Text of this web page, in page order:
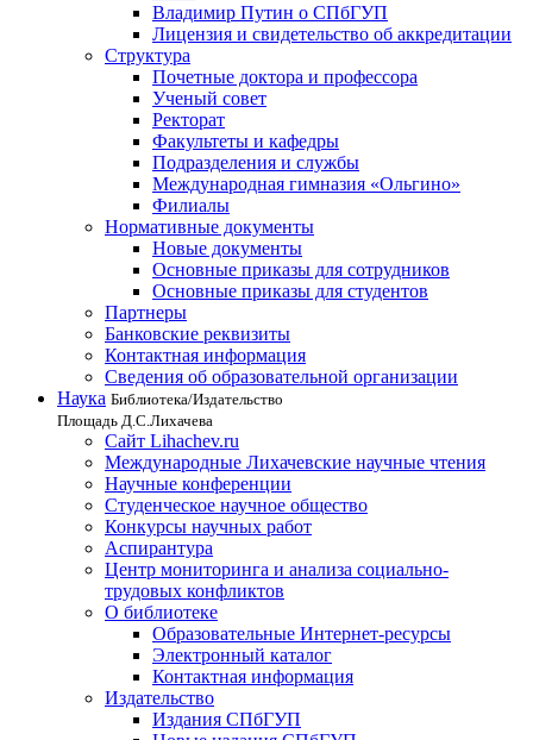
Владимир Путин о СПбГУП
Лицензия и свидетельство об аккредитации
Структура
Почетные доктора и профессора
Ученый совет
Ректорат
Факультеты и кафедры
Подразделения и службы
Международная гимназия «Ольгино»
Филиалы
Нормативные документы
Новые документы
Основные приказы для сотрудников
Основные приказы для студентов
Партнеры
Банковские реквизиты
Контактная информация
Сведения об образовательной организации
Наука Библиотека/Издательство
Площадь Д.С.Лихачева
Сайт Lihachev.ru
Международные Лихачевские научные чтения
Научные конференции
Студенческое научное общество
Конкурсы научных работ
Аспирантура
Центр мониторинга и анализа социально-
трудовых конфликтов
О библиотеке
Образовательные Интернет-ресурсы
Электронный каталог
Контактная информация
Издательство
Издания СПбГУП